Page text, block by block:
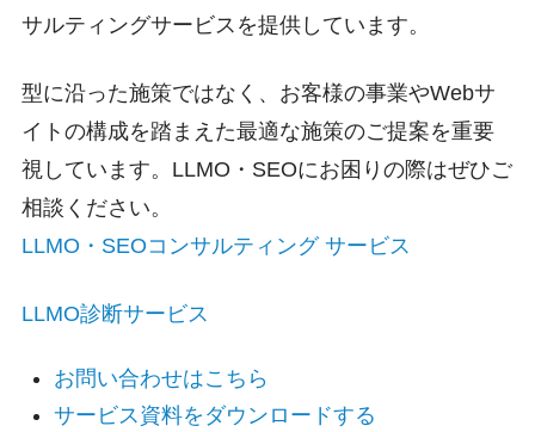
サルティングサービスを提供しています。
型に沿った施策ではなく、お客様の事業やWebサ
イトの構成を踏まえた最適な施策のご提案を重要
視しています。LLMO・SEOにお困りの際はぜひご
相談ください。
LLMO・SEOコンサルティング サービス
LLMO診断サービス
お問い合わせはこちら
サービス資料をダウンロードする